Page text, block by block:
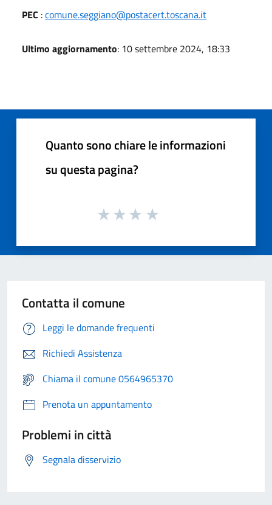
PEC :comune.seggiano@postacert.toscana.it
Ultimo aggiornamento: 10 settembre 2024, 18:33
Quanto sono chiare le informazioni
su questa pagina?
Contatta il comune
Leggi le domande frequenti
Richiedi Assistenza
Chiama il comune 0564965370
Prenota un appuntamento
Problemi in città
Segnala disservizio